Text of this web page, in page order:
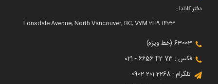
دفتر کانادا :
1433 Lonsdale Avenue, North Vancouver, BC, V7M 2H9
63003 (خط ویژه)
فکس : 73 42 6656 - 021
تلگرام : 2268 201 0902